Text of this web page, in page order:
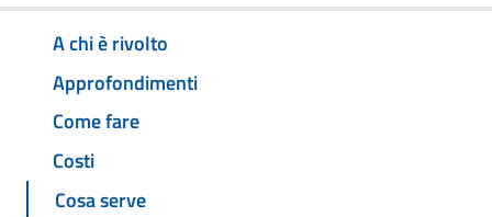
A chi è rivolto
Approfondimenti
Come fare
Costi
Cosa serve